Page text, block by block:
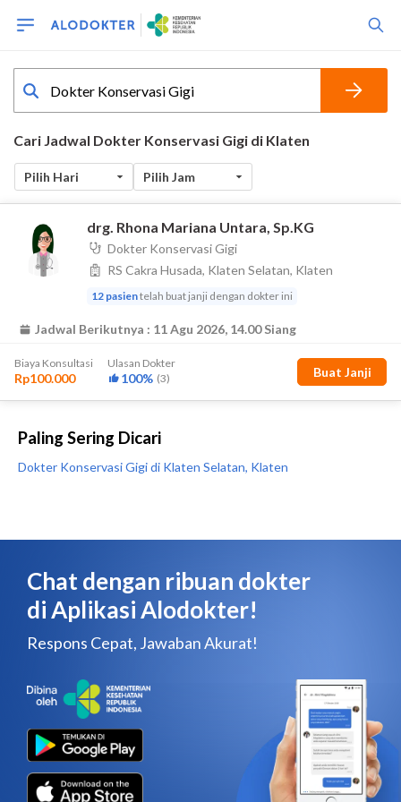
Paling Sering Dicari
Dokter Konservasi Gigi di Klaten Selatan, Klaten